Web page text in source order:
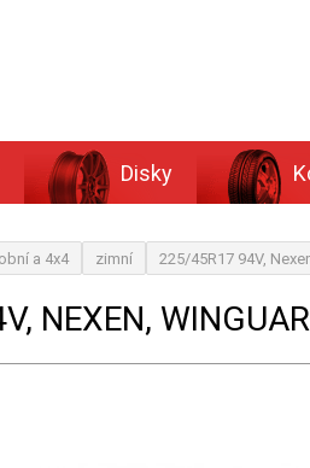
Disky
a 4x4 zimní 225/45R17 94V,
NEXEN,